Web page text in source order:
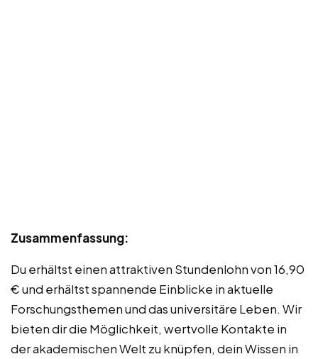
Zusammenfassung:
Du erhältst einen attraktiven Stundenlohn von 16,90
€ und erhältst spannende Einblicke in aktuelle
Forschungsthemen und das universitäre Leben. Wir
bieten dir die Möglichkeit, wertvolle Kontakte in
der akademischen Welt zu knüpfen, dein Wissen in